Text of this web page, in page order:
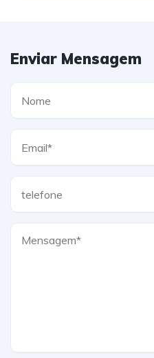
Enviar Mensagem